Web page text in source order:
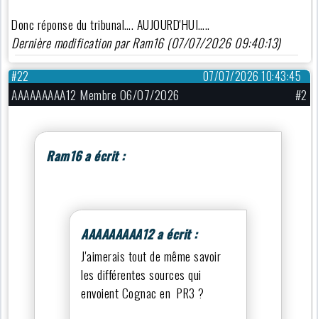
Donc réponse du tribunal…. AUJOURD'HUI…..
Dernière modification par Ram16 (07/07/2026 09:40:13)
07/07/2026 10:43:45
#22
AAAAAAAAA12 Membre 06/07/2026 #2
Ram16 a écrit :
AAAAAAAAA12 a écrit :
J'aimerais tout de même savoir
les différentes sources qui
envoient Cognac en PR3 ?